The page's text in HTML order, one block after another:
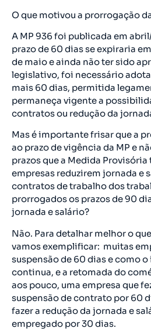
O que motivou a prorrogação
A MP 936 foi publicada em
prazo de 60 dias se expiraria
de maio e ainda não ter sido
legislativo, foi necessário
mais 60 dias, permitida
permaneça vigente a
contratos ou redução da
Mas é importante frisar que a
ao prazo de vigência da MP e
prazos que a Medida Provisória
empresas reduzirem jornada e
contratos de trabalho dos
prorrogados os prazos de 90
jornada e salário?
Não. Para detalhar melhor o
vamos exemplificar: muitas
suspensão de 60 dias e como
continua, e a retomada do
aos pouco, uma empresa que
suspensão de contrato por 60
fazer a redução da jornada e
empregado por 30 dias.